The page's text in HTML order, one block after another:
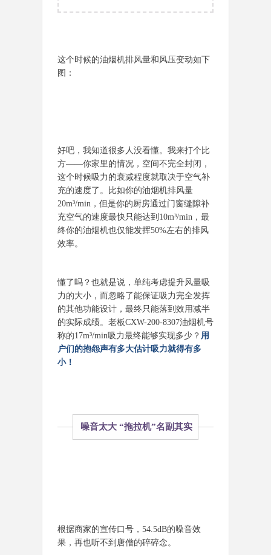
这个时候的油烟机排风量和风压变动如下
图：
好吧，我知道很多人没看懂。我来打个比
方——你家里的情况，空间不完全封闭，
这个时候吸力的衰减程度就取决于空气补
充的速度了。比如你的油烟机排风量
20m³/min，但是你的厨房通过门窗缝隙补
充空气的速度最快只能达到10m³/min，最
终你的油烟机也仅能发挥50%左右的排风
效率。
懂了吗？也就是说，单纯考虑提升风量吸
力的大小，而忽略了能保证吸力完全发挥
的其他功能设计，最终只能落到效用减半
的实际成绩。老板CXW-200-8307油烟机号
称的17m³/min吸力最终能够实现多少？ 用
户们的抱怨声有多大估计吸力就得有多
小！
噪音太大 “拖拉机”名副其实
根据商家的宣传口号，54.5dB的噪音效
果，再也听不到唐僧的碎碎念。